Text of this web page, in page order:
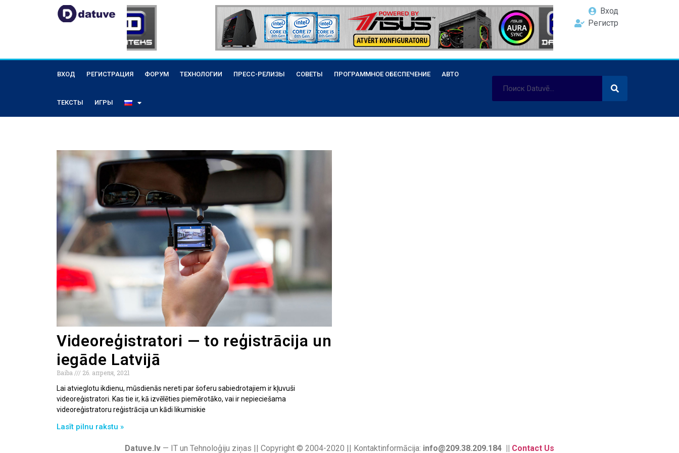
Вход
Регистр
ВХОД РЕГИСТРАЦИЯ ФОРУМ ТЕХНОЛОГИИ ПРЕСС-РЕЛИЗЫ СОВЕТЫ ПРОГРАММНОЕ ОБЕСПЕЧЕНИЕ АВТО
ТЕКСТЫ ИГРЫ
Videoreģistratori — to reģistrācija un
iegāde Latvijā
Baiba
26. апреля, 2021
Lai atvieglotu ikdienu, mūsdienās nereti par šoferu sabiedrotajiem ir kļuvuši
videoreģistratori. Kas tie ir, kā izvēlēties piemērotāko, vai ir nepieciešama
videoreģistratoru reģistrācija un kādi likumiskie
Lasīt pilnu rakstu »
Datuve.lv — IT un Tehnoloģiju ziņas || Copyright © 2004-2020 || Kontaktinformācija: info@209.38.209.184 || Contact Us